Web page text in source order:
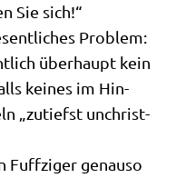
Sie sich!“
Pro­blem:
über­haupt kein
kei­nes im Hin­
„zutiefst unchrist­
Fuff­zi­ger genau­so